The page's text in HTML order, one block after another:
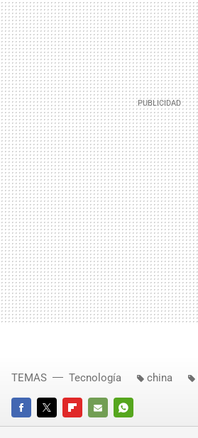
FACEBOOKTWITTERFLIPBOARD
E-
WHATSAPP
TEMAS Tecnología china